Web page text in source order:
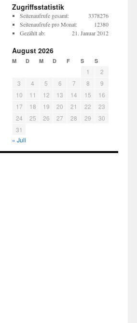
Zugriffsstatistik
3378276
Seitenaufrufe gesamt:
12380
Seitenaufrufe pro Monat:
21. Januar 2012
Gezählt ab:
August 2026
M D M D F S S
1
2
3
4 5 6 7 8
9
10
11 12 13 14 15
16
17
18 19 20 21 22
23
24
25 26 27 28 29
30
31
« Juli